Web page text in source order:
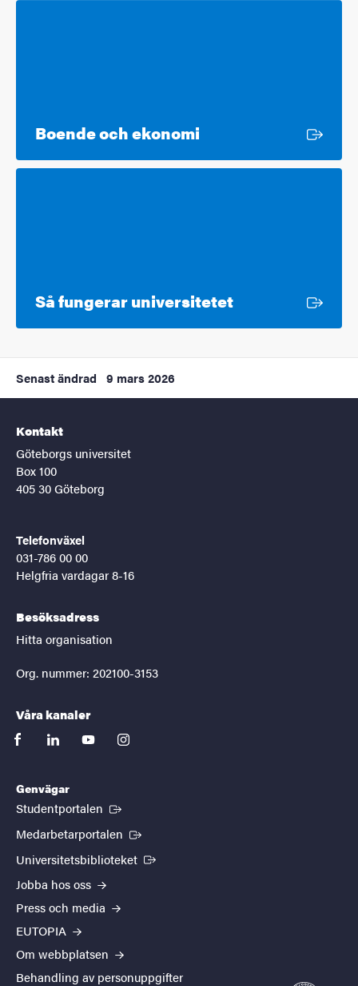
Boende och ekonomi
Så fungerar universitetetExtern länk
Senast ändrad 9 mars 2026
Kontakt
Göteborgs universitet
Box 100
405 30 Göteborg
Telefonväxel
031-786 00 00
Helgfria vardagar 8-16
Besöksadress
Hitta organisation
Org. nummer: 202100-3153
Våra kanaler
facebooklinkedinyoutubeinstagram
Genvägar
Studentportalen (Extern länk)
Medarbetarportalen (Extern länk)
Universitetsbiblioteket (Extern länk)
Jobba hos oss
Press och media
EUTOPIA
Om webbplatsen
Behandling av personuppgifter